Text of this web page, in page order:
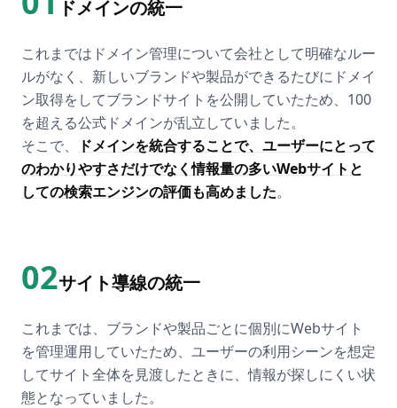
ドメインの統一
これまではドメイン管理について会社として明確なルー
ルがなく、新しいブランドや製品ができるたびにドメイ
ン取得をしてブランドサイトを公開していたため、100
を超える公式ドメインが乱立していました。
そこで、
ドメインを統合することで、ユーザーにとって
のわかりやすさだけでなく情報量の多いWebサイトと
しての検索エンジンの評価も高めました。
02サイト導線の統一
これまでは、ブランドや製品ごとに個別にWebサイト
を管理運用していたため、ユーザーの利用シーンを想定
してサイト全体を見渡したときに、情報が探しにくい状
態となっていました。